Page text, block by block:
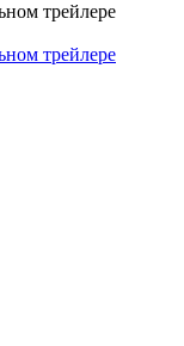
трейлере
трейлере